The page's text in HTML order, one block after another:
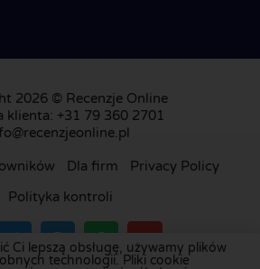
2026 © Recenzje Online
klienta: +31 79 360 2701
Dla firm
Privacy Policy
Polityka kontroli
Ci lepszą obsługę, używamy plików
technologii. Pliki cookie